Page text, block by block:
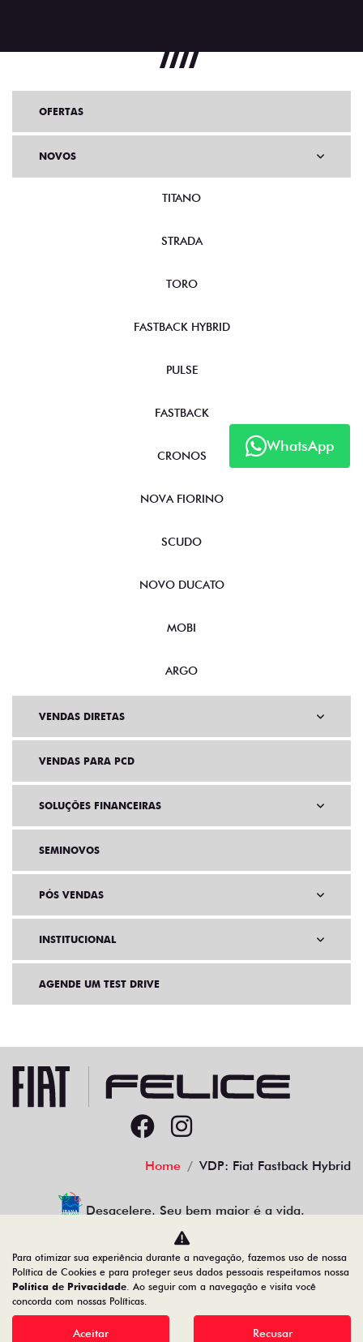
WhatsApp
OFERTAS
NOVOS
TITANO
STRADA
TORO
FASTBACK HYBRID
PULSE
FASTBACK
CRONOS
NOVA FIORINO
SCUDO
NOVO DUCATO
MOBI
ARGO
VENDAS DIRETAS
VENDAS PARA PCD
SOLUÇÕES FINANCEIRAS
SEMINOVOS
PÓS VENDAS
INSTITUCIONAL
AGENDE UM TEST DRIVE
Home VDP: Fiat Fastback Hybrid
Desacelere. Seu bem maior é a vida.
91.525.790/0001-84
Para otimizar sua experiência durante a navegação, fazemos uso de nossa
Política de Cookies e para proteger seus dados pessoais respeitamos nossa
Política de Privacidade. Ao seguir com a navegação e visita você
concorda com nossas Políticas.
Aceitar Recusar